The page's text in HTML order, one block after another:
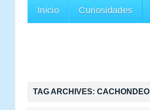
Inicio Curiosidades
TAG ARCHIVES: CACHONDEO